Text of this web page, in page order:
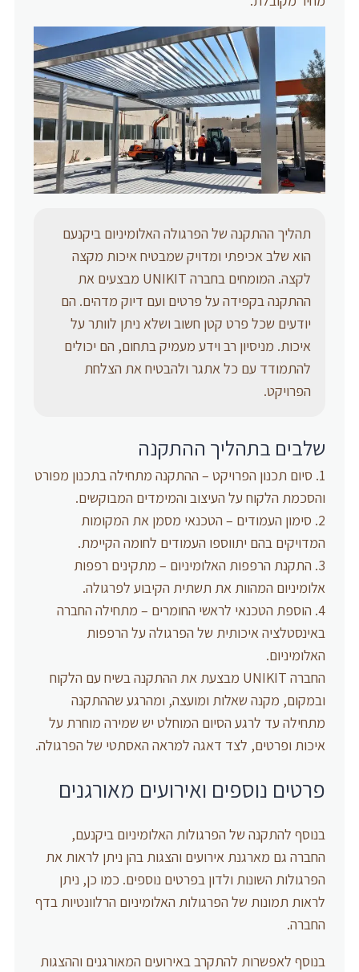
תהליך ההתקנה של הפרגולה האלומיניום ביקנעם
הוא שלב אכיפתי ומדויק שמבטיח איכות מקצה
לקצה. המומחים בחברה UNIKIT מבצעים את
ההתקנה בקפידה על פרטים ועם דיוק מדהים. הם
יודעים שכל פרט קטן חשוב ושלא ניתן לוותר על
איכות. מניסיון רב וידע מעמיק בתחום, הם יכולים
להתמודד עם כל אתגר ולהבטיח את הצלחת
הפרויקט.
שלבים בתהליך ההתקנה
סיום תכנון הפרויקט – ההתקנה מתחילה בתכנון מפורט
והסכמת הלקוח על העיצוב והמימדים המבוקשים.
סימון העמודים – הטכנאי מסמן את המקומות
המדויקים בהם יתווספו העמודים לחומה הקיימת.
התקנת הרפפות האלומיניום – מתקינים רפפות
אלומיניום המהוות את תשתית הקיבוע לפרגולה.
הוספת הטכנאי לראשי החומרים – מתחילה החברה
באינסטלציה איכותית של הפרגולה על הרפפות
האלומיניום.
החברה UNIKIT מבצעת את ההתקנה בשיח עם הלקוח
ובמקום, מקנה שאלות ומועצה, ומהרגע שההתקנה
מתחילה עד לרגע הסיום המוחלט יש שמירה מוחרת על
איכות ופרטים, לצד דאגה למראה האסתטי של הפרגולה.
פרטים נוספים ואירועים מאורגנים
בנוסף להתקנה של הפרגולות האלומיניום ביקנעם,
החברה גם מארגנת אירועים והצגות בהן ניתן לראות את
הפרגולות השונות ולדון בפרטים נוספים. כמו כן, ניתן
לראות תמונות של הפרגולות האלומיניום הרלוונטיות בדף
החברה.
בנוסף לאפשרות להתקרב באירועים המאורגנים וההצגות